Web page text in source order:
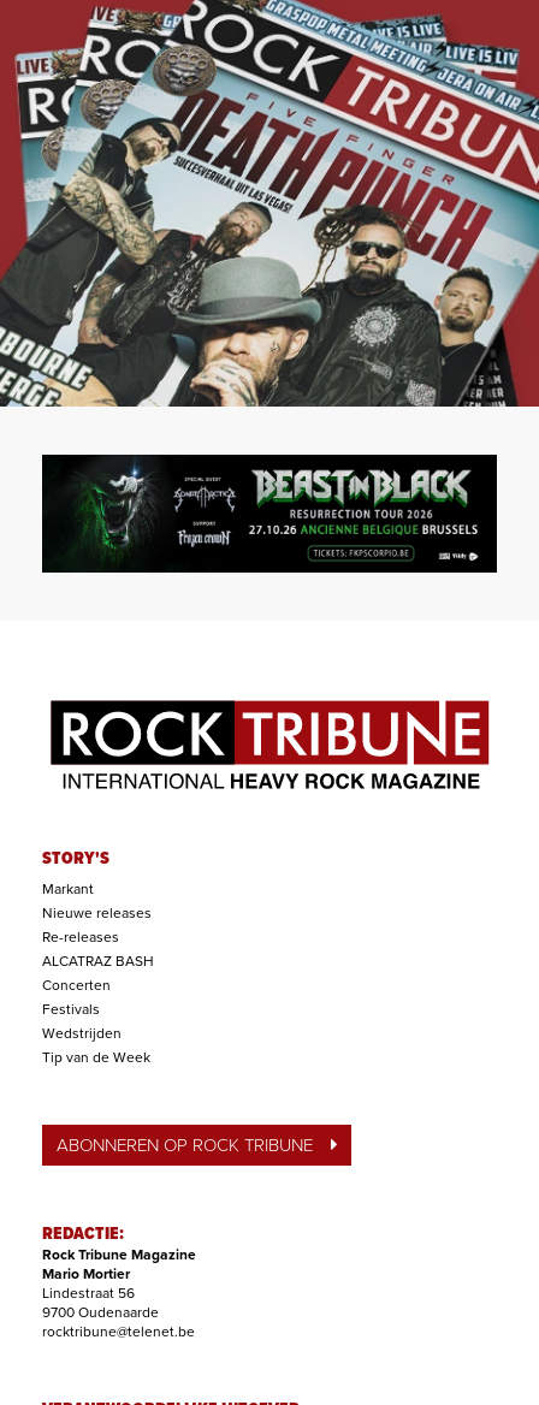
STORY'S
Markant
Nieuwe releases
Re-releases
ALCATRAZ BASH
Concerten
Festivals
Wedstrijden
Tip van de Week
ABONNEREN OP ROCK TRIBUNE
REDACTIE:
Rock Tribune Magazine
Mario Mortier
Lindestraat 56
9700 Oudenaarde
rocktribune@telenet.be